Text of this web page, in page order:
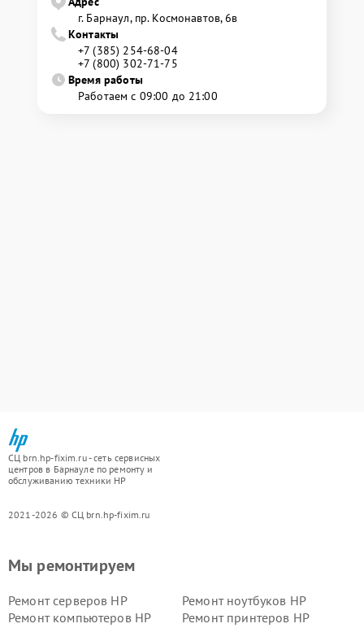
г. Барнаул, ​пр. Космонавтов, 6в
Контакты
+7 (385) 254-68-04
+7 (800) 302-71-75
Время работы
Работаем с 09:00 до 21:00
СЦ brn.hp-fixim.ru - сеть сервисных
центров в Барнауле по ремонту и
обслуживанию техники HP
2021-2026 © СЦ brn.hp-fixim.ru
Мы ремонтируем
Ремонт серверов HP
Ремонт ноутбуков HP
Ремонт компьютеров HP
Ремонт принтеров HP